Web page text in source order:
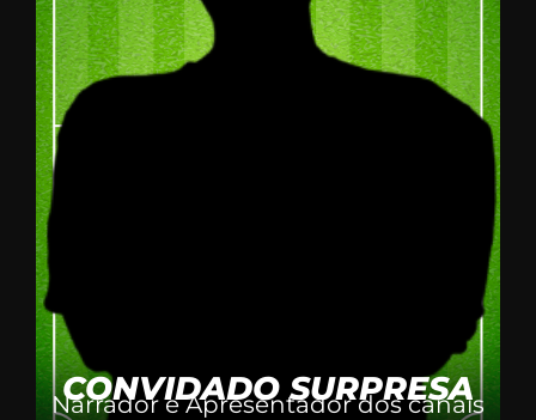
CONVIDADO SURPRESA
Narrador e Apresentador dos canais